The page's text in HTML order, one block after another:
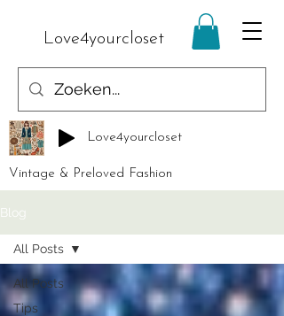
Love4yourcloset
Vintage & Preloved Fashion
Love4yourcloset
Blog
All Posts
Tips
All Posts